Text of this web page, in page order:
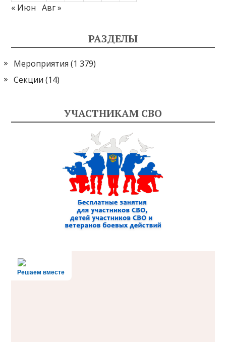
« Июн Авг »
РАЗДЕЛЫ
Мероприятия (1 379)
Секции (14)
УЧАСТНИКАМ СВО
Решаем вместе